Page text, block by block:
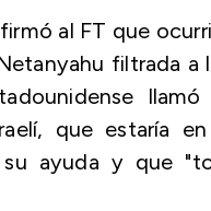
al FT que
filtrada a
llamó
que estaría
ayuda y que